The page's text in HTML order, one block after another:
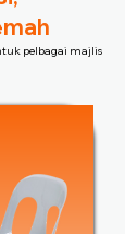
pelbagai majlis